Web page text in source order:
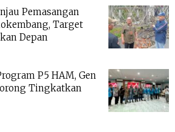
Pemasangan
Target
Depan
P5 HAM, Gen
Tingkatkan